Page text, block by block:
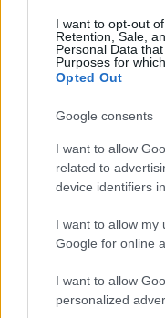
I want to opt-out
Retention, Sale,
Personal Data
Purposes for
Opted Out
Google consents
I want to allow
related to
device identifiers
I want to allow my
Google for online
I want to allow
personalized
Népszerű